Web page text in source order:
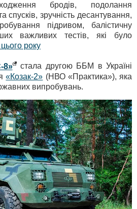
бродів, подолання
спусків, зручність десантування,
підривом, балістичну
важливих тестів, які було
року
8» стала другою ББМ в Україні
«Козак-2» (НВО «Практика»), яка
випробувань.